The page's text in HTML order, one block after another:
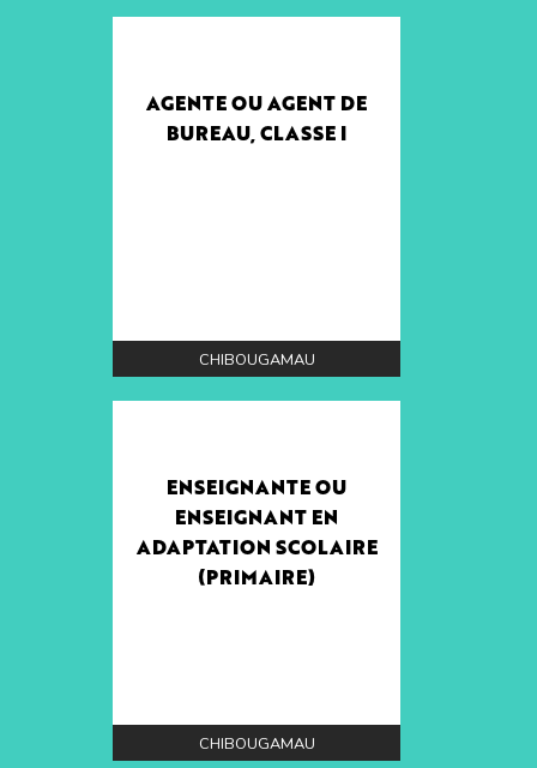
AGENTE OU AGENT DE
BUREAU, CLASSE I
CHIBOUGAMAU
ENSEIGNANTE OU
ENSEIGNANT EN
ADAPTATION SCOLAIRE
(PRIMAIRE)
CHIBOUGAMAU